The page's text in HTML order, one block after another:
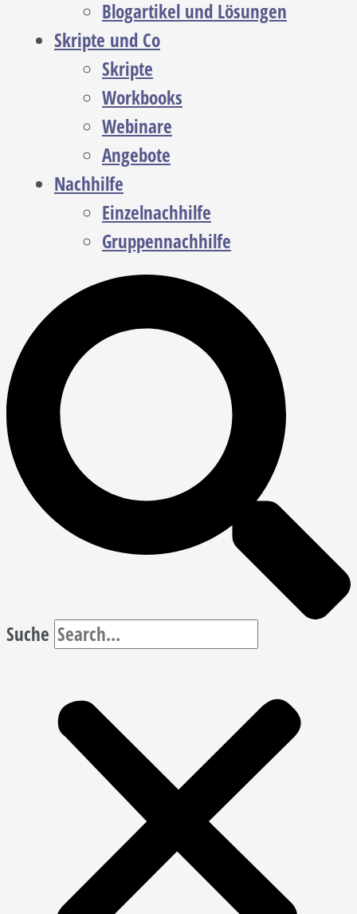
Blogartikel und Lösungen
Skripte und Co
Skripte
Workbooks
Webinare
Angebote
Nachhilfe
Einzelnachhilfe
Gruppennachhilfe
Suche